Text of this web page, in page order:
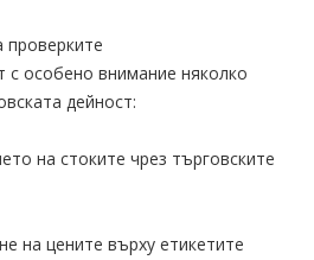
проверките
с особено внимание няколко
дейност:
на стоките чрез търговските
на цените върху етикетите